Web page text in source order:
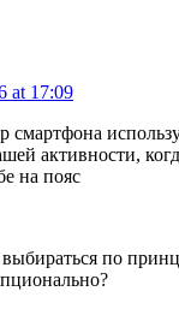
at 17:09
смартфона
активности,
на пояс
по